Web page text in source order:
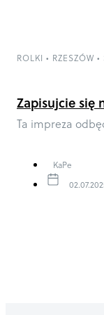
ROLKI • RZESZÓW •
Zapisujcie się
Ta impreza
KaPe